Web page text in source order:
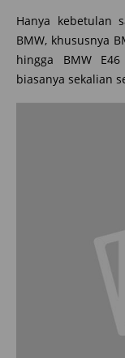
Hanya kebetulan
BMW, khususnya
hingga BMW
biasanya sekalian